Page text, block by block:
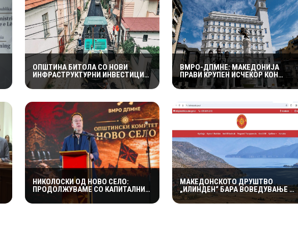
ОПШТИНА БИТОЛА СО НОВИ
ИНФРАСТРУКТУРНИ ИНВЕСТИЦИИ
– АСФАЛТИРАНА УЛИЦА „КОЗАРА“,
ВО ТЕК РЕКОНСТРУКЦИЈАТА КАЈ
ВМРО-ДПМНЕ: МАКЕДОНИЈА
ПРАВИ КРУПЕН ИСЧЕКОР КОН
ЕНЕРГЕТСКА НЕЗАВИСНОСТ СО
НАД 800 НОВИ ИНИЦИЈАТИВИ ЗА
НА ЕНЕРГИЈА
НИКОЛОСКИ ОД НОВО СЕЛО:
ПРОДОЛЖУВАМЕ СО КАПИТАЛНИ
ПРОЕКТИ ШТО НОСАТ РАЗВОЈ И
ПОКВАЛИТЕТЕН ЖИВОТ ЗА
МАКЕДОНСКОТО ДРУШТВО
„ИЛИНДЕН“ БАРА ВОВЕДУВАЊЕ НА
МАКЕДОНСКИОТ ЈАЗИК НА ВЕБ-
СТРАНИЦАТА НА ОПШТИНА